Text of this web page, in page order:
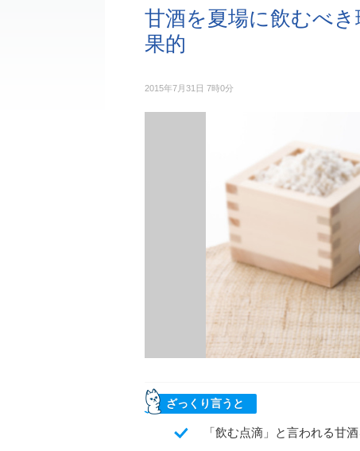
甘酒を夏場に飲むべ
果的
2015年7月31日 7時0分
ざっくり言うと
「飲む点滴」と言われる甘